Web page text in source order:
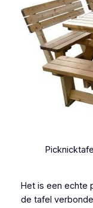
Het is een echte
de tafel